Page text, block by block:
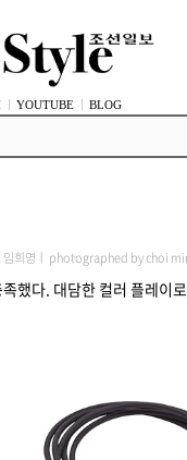
YOUTUBE BLOG
임희영ㅣ photographed by choi
했다. 대담한 컬러 플레이